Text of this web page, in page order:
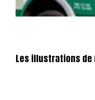
Les illustrations de